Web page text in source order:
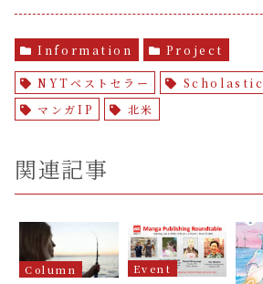
Information Project
NYTベストセラー Scholastic
マンガIP
北米
関連記事
Column Event